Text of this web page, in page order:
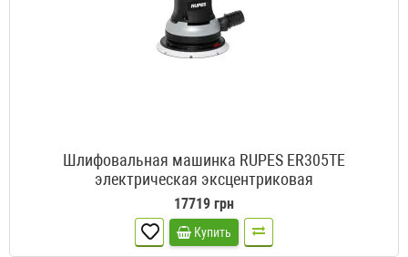
Шлифовальная машинка RUPES ER305TE
электрическая эксцентриковая
17719 грн
Купить